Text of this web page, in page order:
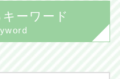
ーワード